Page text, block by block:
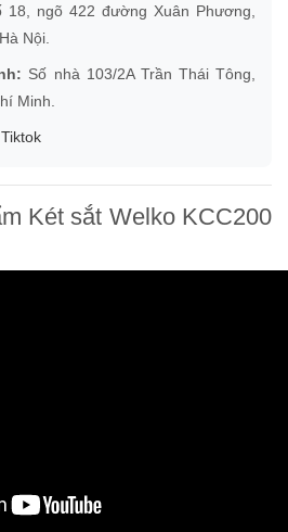
18, ngõ 422 đường Xuân Phương,
Nội.
Số nhà 103/2A Trần Thái Tông,
Minh.
Tiktok
Két sắt Welko KCC200